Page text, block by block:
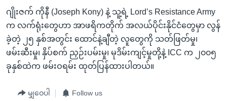
ဂျိုးဇက် ကိုနီ (Joseph Kony) နဲ့ သူ့ရဲ့ Lord’s Resistance Army
က လက်ရုံးတွေဟာ အာဖရိကတိုက် အလယ်ပိုင်းနိုင်ငံတွေမှာ လွန်
ခဲ့တဲ့ ၂၅ နှစ်အတွင်း ထောင်နဲ့ချီတဲ့ လူတွေကို သတ်ဖြတ်မှု၊
ဖမ်းဆီးမှု၊ နှိပ်စက် ညှဉ်းပမ်းမှု၊ မုဒိမ်းကျင့်မှုတို့နဲ့ ICC က ၂၀၀၅
ခုနှစ်ထဲက ဖမ်းဝရမ်း ထုတ်ပြန်ထားပါတယ်။
မျှဝေပါ Follow us